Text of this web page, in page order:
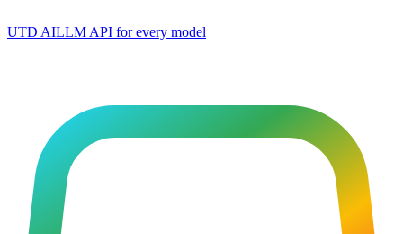
UTD AILLM API for every model